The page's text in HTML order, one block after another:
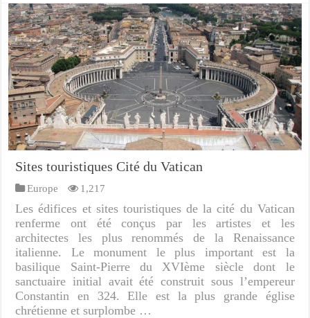
Sites touristiques Cité du Vatican
Europe 1,217
Les édifices et sites touristiques de la cité du Vatican
renferme ont été conçus par les artistes et les
architectes les plus renommés de la Renaissance
italienne. Le monument le plus important est la
basilique Saint-Pierre du XVIème siècle dont le
sanctuaire initial avait été construit sous l’empereur
Constantin en 324. Elle est la plus grande église
chrétienne et surplombe …